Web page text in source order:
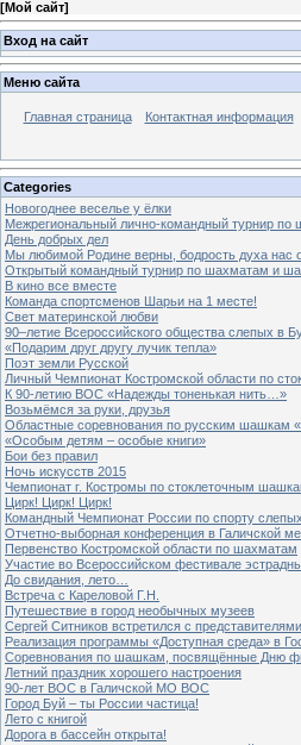
[Мой сайт]
Вход на сайт
Меню сайта
Главная страница Контактная информация
Categories
Новогоднее веселье у ёлки
Межрегиональный лично-командный турнир
День добрых дел
Мы любимой Родине верны, бодрость духа нас
Открытый командный турнир по шахматам и
В кино все вместе
Команда спортсменов Шарьи на 1 месте!
Свет материнской любви
90–летие Всероссийского общества слепых в
«Подарим друг другу лучик тепла»
Поэт земли Русской
Личный Чемпионат Костромской области по
К 90-летию ВОС «Надежды тоненькая нить…»
Возьмёмся за руки, друзья
Областные соревнования по русским шашкам
«Особым детям – особые книги»
Бои без правил
Ночь искусств 2015
Чемпионат г. Костромы по стоклеточным
Цирк! Цирк! Цирк!
Командный Чемпионат России по спорту
Отчетно-выборная конференция в Галичской
Первенство Костромской области по шахматам
Участие во Всероссийском фестивале
До свидания, лето…
Встреча с Кареловой Г.Н.
Путешествие в город необычных музеев
Сергей Ситников встретился с
Реализация программы «Доступная среда» в
Соревнования по шашкам, посвящённые Дню
Летний праздник хорошего настроения
90-лет ВОС в Галичской МО ВОС
Город Буй – ты России частица!
Лето с книгой
Дорога в бассейн открыта!